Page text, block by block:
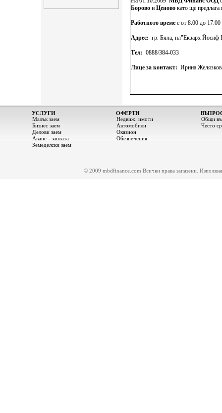
Борово и Ценово като ще
Работното време е от 8.00 до
Адрес: гр. Бяла, пл"Екзарх Йосиф
Тел: 0888/384-033
Лице за контакт: Ирина
УСЛУГИ
Малък заем
Бизнес заем
Делови заем
Аванс - заплата
Земеделски заем
ОФЕРТИ
Недвиж. имоти
Автомобили
Оказион
Обезпечения
Общи
Често
© 2009 mbdfinance.com Всички права запазени.